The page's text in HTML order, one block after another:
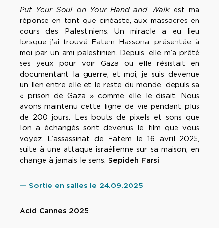
Put Your Soul on Your Hand and Walk est ma
réponse en tant que cinéaste, aux massacres en
cours des Palestiniens. Un miracle a eu lieu
lorsque j’ai trouvé Fatem Hassona, présentée à
moi par un ami palestinien. Depuis, elle m’a prêté
ses yeux pour voir Gaza où elle résistait en
documentant la guerre, et moi, je suis devenue
un lien entre elle et le reste du monde, depuis sa
« prison de Gaza » comme elle le disait. Nous
avons maintenu cette ligne de vie pendant plus
de 200 jours. Les bouts de pixels et sons que
l’on a échangés sont devenus le film que vous
voyez. L’assassinat de Fatem le 16 avril 2025,
suite à une attaque israélienne sur sa maison, en
change à jamais le sens. Sepideh Farsi
— Sortie en salles le 24.09.2025
Acid Cannes 2025